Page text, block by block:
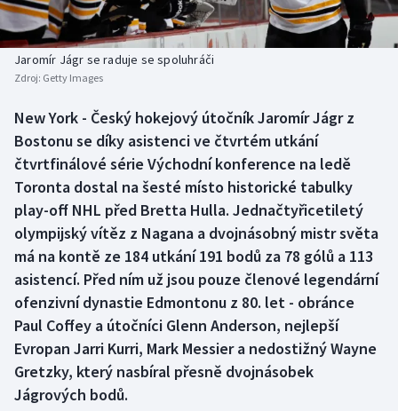
Basketbal
Biatlon
Box
Curling
Dostihy
Florbal
Futsal
Golf
Gymnastika
Historické návraty
Aplikace ČT sport
Jaromír Jágr se raduje se spoluhráči
Zdroj: Getty Images
New York - Český hokejový útočník Jaromír Jágr z
Bostonu se díky asistenci ve čtvrtém utkání
čtvrtfinálové série Východní konference na ledě
Toronta dostal na šesté místo historické tabulky
play-off NHL před Bretta Hulla. Jednačtyřicetiletý
olympijský vítěz z Nagana a dvojnásobný mistr světa
má na kontě ze 184 utkání 191 bodů za 78 gólů a 113
asistencí. Před ním už jsou pouze členové legendární
ofenzivní dynastie Edmontonu z 80. let - obránce
Paul Coffey a útočníci Glenn Anderson, nejlepší
Evropan Jarri Kurri, Mark Messier a nedostižný Wayne
Gretzky, který nasbíral přesně dvojnásobek
Jágrových bodů.